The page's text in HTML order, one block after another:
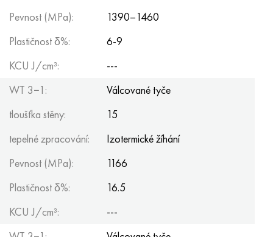
Pevnost (MPa):
1390–1460
Plastičnost δ%:
6-9
KCU J/cm³:
---
WT 3−1:
Válcované tyče
tloušťka stěny:
15
tepelné zpracování:
Izotermické žíhání
Pevnost (MPa):
1166
Plastičnost δ%:
16.5
KCU J/cm³:
---